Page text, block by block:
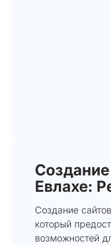
Создание
Евлахе:
Создание
который
возможностей